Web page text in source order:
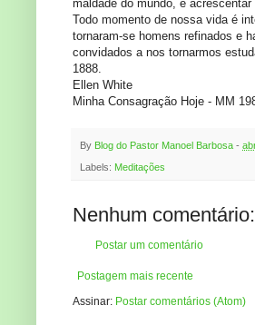
maldade do mundo, e
Todo momento de nossa vida é
tornaram-se homens refinados e
convidados a nos tornarmos
1888.
Ellen White
Minha Consagração Hoje - MM
By Blog do Pastor Manoel Barbosa -
Labels: Meditações
Nenhum comentário:
Postar um comentário
Postagem mais recente
Assinar: Postar comentários (Atom)